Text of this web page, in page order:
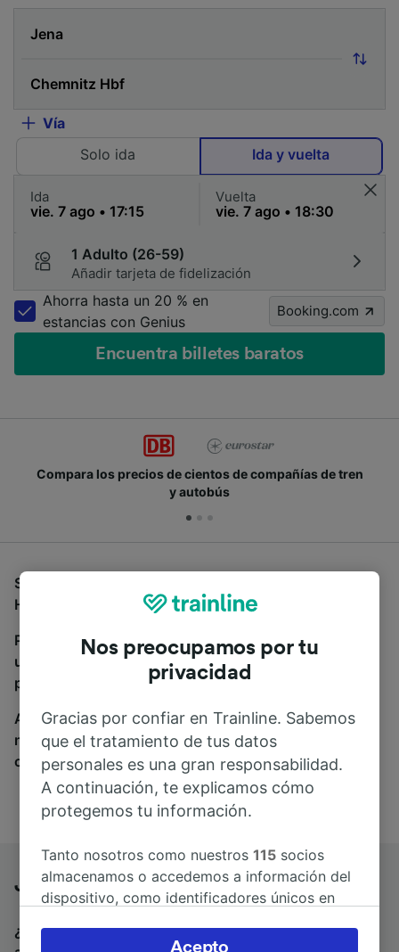
Vía
Solo ida
Ida y vuelta
Ida Vuelta
1 Adulto (26-59)
Añadir tarjeta de fidelización
Ahorra hasta un 20 % en
estancias con Genius
Booking.com
Encuentra billetes baratos
Compara los precios de cientos de compañías de tren
y autobús
Si estás buscando autobuses de Jena a Chemnitz
Hbf, estás en el sitio adecuado.
Para encontrar billetes de autobús, simplemente haz
una búsqueda y nosotros compararemos horarios y
precios tanto de tren como de autobús.
A donde quiera que vayas, tu viaje empieza con
nosotros. Encuentra billetes de más de 170
compañías de tren y autobús.
Jena a Chemnitz Hbf en autobús
¿Estás buscando un billete de vuelta para volver en
Nos preocupamos por tu
privacidad
Gracias por confiar en Trainline. Sabemos
que el tratamiento de tus datos
personales es una gran responsabilidad.
A continuación, te explicamos cómo
protegemos tu información.
Tanto nosotros como nuestros115 socios
almacenamos o accedemos a información del
dispositivo, como identificadores únicos en
Puedes aceptar o administrar tus preferencias
Acepto